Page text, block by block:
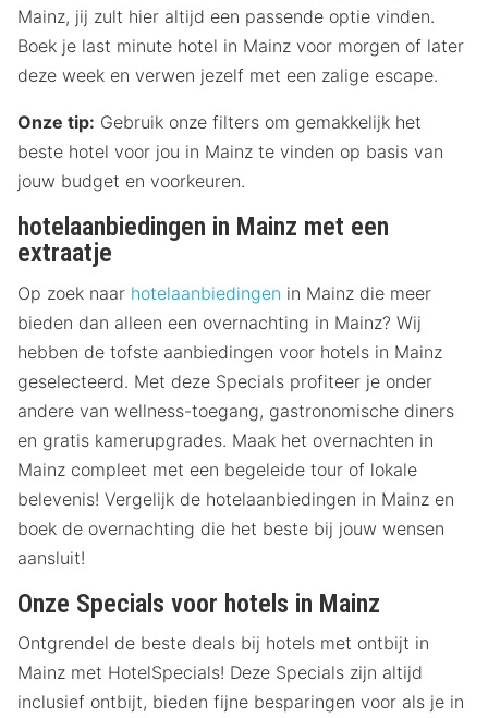
Mainz, jij zult hier altijd een passende optie vinden.
Boek je last minute hotel in Mainz voor morgen of later
deze week en verwen jezelf met een zalige escape.
Onze tip: Gebruik onze filters om gemakkelijk het
beste hotel voor jou in Mainz te vinden op basis van
jouw budget en voorkeuren.
hotelaanbiedingen in Mainz met een
extraatje
Op zoek naar hotelaanbiedingen in Mainz die meer
bieden dan alleen een overnachting in Mainz? Wij
hebben de tofste aanbiedingen voor hotels in Mainz
geselecteerd. Met deze Specials profiteer je onder
andere van wellness-toegang, gastronomische diners
en gratis kamerupgrades. Maak het overnachten in
Mainz compleet met een begeleide tour of lokale
belevenis! Vergelijk de hotelaanbiedingen in Mainz en
boek de overnachting die het beste bij jouw wensen
aansluit!
Onze Specials voor hotels in Mainz
Ontgrendel de beste deals bij hotels met ontbijt in
Mainz met HotelSpecials! Deze Specials zijn altijd
inclusief ontbijt, bieden fijne besparingen voor als je in